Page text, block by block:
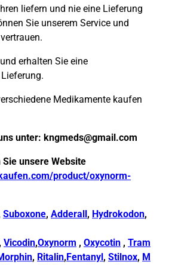
liefern und nie eine Lieferung
Sie unserem Service und
erhalten Sie eine
Medikamente kaufen
unter: kngmeds@gmail.com
unsere Website
product/oxynorm-
Suboxone, Adderall , Hydrokodon,
Vicodin,Oxynorm , Oxycotin , Tram
, Ritalin, Fentanyl , Stilnox, M